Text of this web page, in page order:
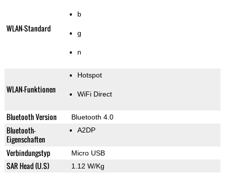
WLAN-Standard
b
g
n
WLAN-Funktionen
Hotspot
WiFi Direct
Bluetooth Version Bluetooth 4.0
Bluetooth-
Eigenschaften
A2DP
Verbindungstyp Micro USB
SAR Head (U.S) 1.12 W/Kg